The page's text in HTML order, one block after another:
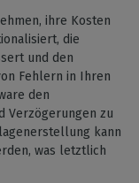
ihre Kosten
die
und den
Fehlern in Ihren
den
Verzögerungen zu
kann
was letztlich